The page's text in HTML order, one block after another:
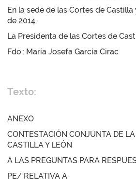
En la sede de las Cortes de Castilla
de 2014.
La Presidenta de las Cortes de
Fdo.: María Josefa García Cirac
Texto:
ANEXO
CONTESTACIÓN CONJUNTA DE
CASTILLA Y LEÓN
A LAS PREGUNTAS PARA
PE/ RELATIVA A